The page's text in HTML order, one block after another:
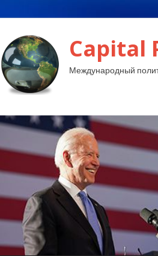
Capital
Международный